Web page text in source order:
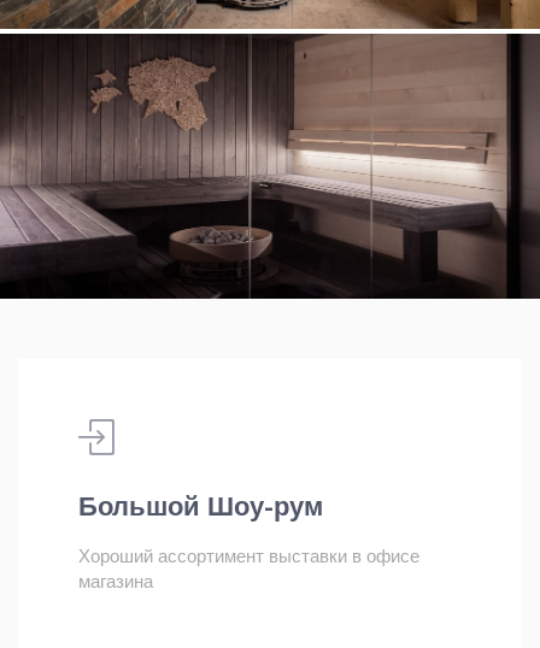
Большой Шоу-рум
Хороший ассортимент выставки в офисе
магазина